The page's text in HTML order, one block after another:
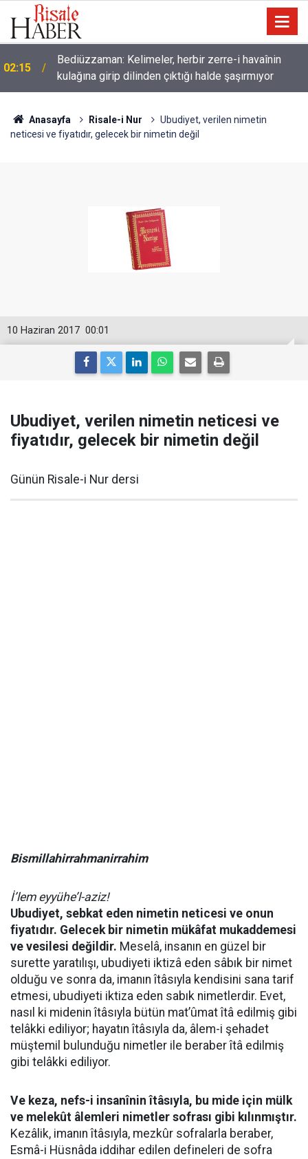
02:15
Bediüzzaman: Kelimeler, herbir zerre-i havaînin
kulağına girip dilinden çıktığı halde şaşırmıyor
01:45
Müslümanlardan dilinizi çekin, onlardan biri
öldüğünde de
Anasayfa Risale-i Nur
Ubudiyet, verilen nimetin
neticesi ve fiyatıdır, gelecek bir nimetin değil
00:01
10 Haziran 2017
Ubudiyet, verilen nimetin neticesi ve
fiyatıdır, gelecek bir nimetin değil
Günün Risale-i Nur dersi
Bismillahirrahmanirrahim
İ’lem eyyühe’l-aziz!
Ubudiyet, sebkat eden nimetin neticesi ve onun
fiyatıdır. Gelecek bir nimetin mükâfat mukaddemesi
ve vesilesi değildir. Meselâ, insanın en güzel bir
surette yaratılışı, ubudiyeti iktizâ eden sâbık bir nimet
olduğu ve sonra da, imanın îtâsıyla kendisini sana tarif
etmesi, ubudiyeti iktiza eden sabık nimetlerdir. Evet,
nasıl ki midenin îtâsıyla bütün mat’ûmat îtâ edilmiş gibi
telâkki ediliyor; hayatın îtâsıyla da, âlem-i şehadet
müştemil bulunduğu nimetler ile beraber îtâ edilmiş
gibi telâkki ediliyor.
Ve keza, nefs-i insanînin îtâsıyla, bu mide için mülk
ve melekût âlemleri nimetler sofrası gibi kılınmıştır.
Kezâlik, imanın îtâsıyla, mezkûr sofralarla beraber,
Esmâ-i Hüsnâda iddihar edilen defineleri de sofra